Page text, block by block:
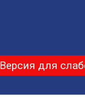
Версия для